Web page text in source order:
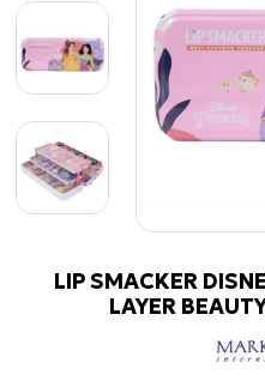
LIP SMACKER
LAYER